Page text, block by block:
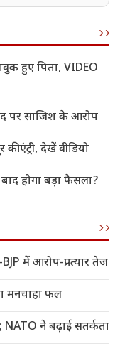
हुए पिता, VIDEO
पर साजिश के आरोप
एंट्री, देखें वीडियो
बाद होगा बड़ा फैसला?
में आरोप-प्रत्यार तेज
मनचाहा फल
ने बढ़ाई सतर्कता